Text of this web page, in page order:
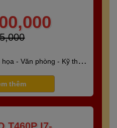
- Văn phòng - Kỹ thuật
thêm